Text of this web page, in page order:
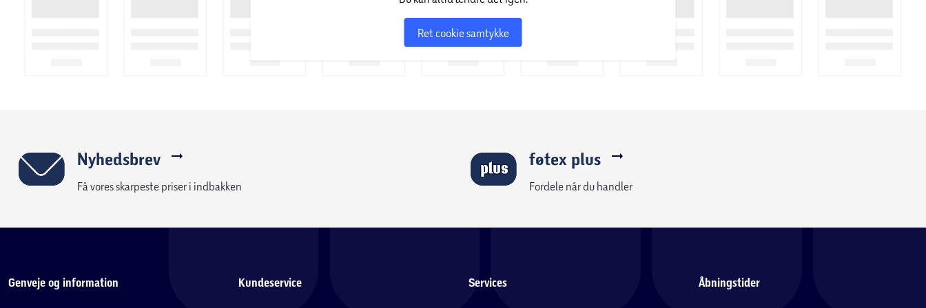
Ret cookie samtykke
Nyhedsbrev
Få vores skarpeste priser i indbakken
føtex plus
Fordele når du handler
Genveje og information Kundeservice Services Åbningstider